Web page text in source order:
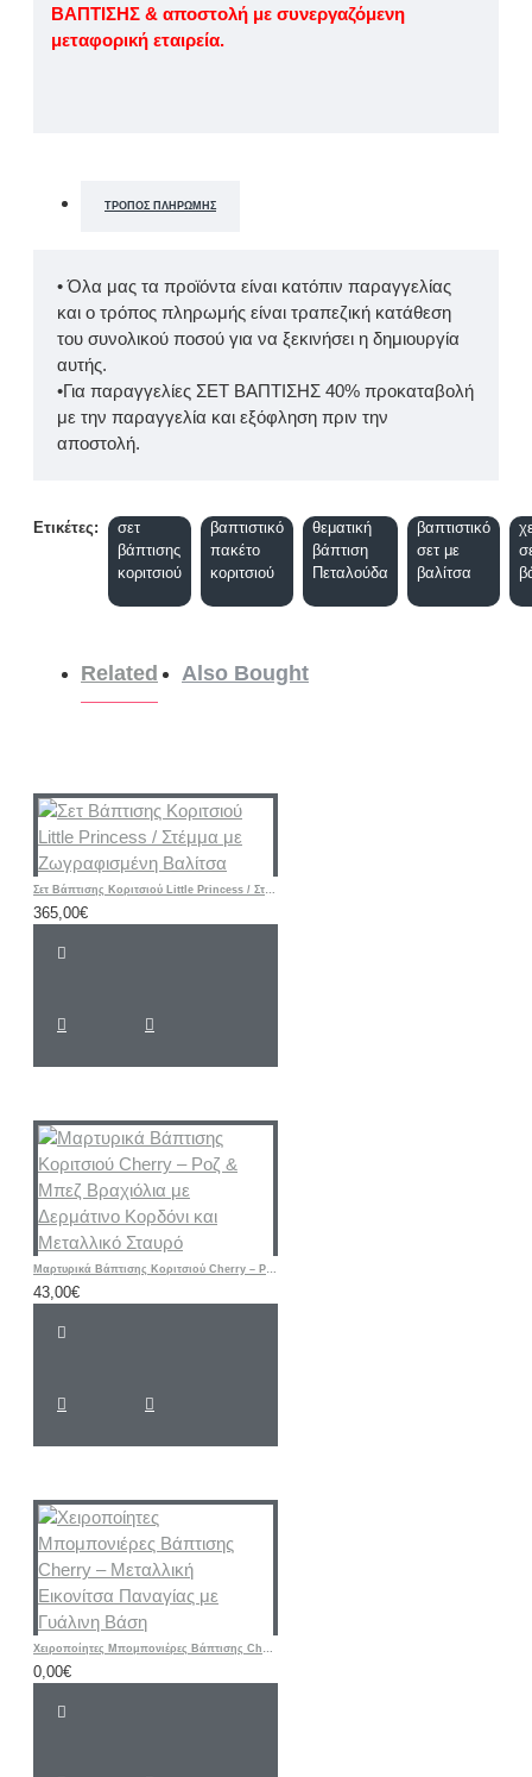
ΒΑΠΤΙΣΗΣ & αποστολή με συνεργαζόμενη
μεταφορική εταιρεία.
ΤΡΌΠΟΣ ΠΛΗΡΩΜΉΣ
• Όλα μας τα προϊόντα είναι κατόπιν παραγγελίας
και ο τρόπος πληρωμής είναι τραπεζική κατάθεση
του συνολικού ποσού για να ξεκινήσει η δημιουργία
αυτής.
•Για παραγγελίες ΣΕΤ ΒΑΠΤΙΣΗΣ 40% προκαταβολή
με την παραγγελία και εξόφληση πριν την
αποστολή.
Ετικέτες:
σετ
βάπτισης
κοριτσιού
βαπτιστικό
πακέτο
κοριτσιού
θεματική
βάπτιση
Πεταλούδα
βαπτιστικό
σετ με
βαλίτσα
Related Also Bought
Σετ Βάπτισης Κοριτσιού Little Princess / Στέμμα με Ζωγραφισμένη Βαλίτσα
365,00€
Μαρτυρικά Βάπτισης Κοριτσιού Cherry – Ροζ & Μπεζ Βραχιόλια με Δερμάτινο Κορδόνι και Μεταλλικό Σταυρό
43,00€
Χειροποίητες Μπομπονιέρες Βάπτισης Cherry – Μεταλλική Εικονίτσα Παναγίας με Γυάλινη Βάση
0,00€